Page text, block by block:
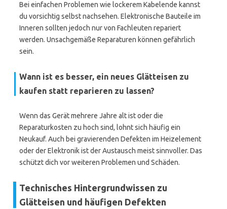
Bei einfachen Problemen wie lockerem Kabelende kannst
du vorsichtig selbst nachsehen. Elektronische Bauteile im
Inneren sollten jedoch nur von Fachleuten repariert
werden. Unsachgemäße Reparaturen können gefährlich
sein.
Wann ist es besser, ein neues Glätteisen zu
kaufen statt reparieren zu lassen?
Wenn das Gerät mehrere Jahre alt ist oder die
Reparaturkosten zu hoch sind, lohnt sich häufig ein
Neukauf. Auch bei gravierenden Defekten im Heizelement
oder der Elektronik ist der Austausch meist sinnvoller. Das
schützt dich vor weiteren Problemen und Schäden.
Technisches Hintergrundwissen zu
Glätteisen und häufigen Defekten